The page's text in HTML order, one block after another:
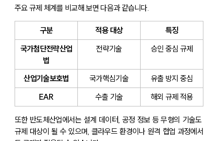
주요 규제 체계를 비교해 보면 다음과 같습니다.
구분 적용 대상
특징
국가첨단전략산업
법
전략기술 승인 중심 규제
산업기술보호법 국가핵심기술
유출 방지 중심
EAR
수출 기술 해외 규제 적용
또한 반도체산업에서는 설계 데이터, 공정 정보 등 무형의 기술도
규제 대상이 될 수 있으며, 클라우드 환경이나 원격 협업 과정에서